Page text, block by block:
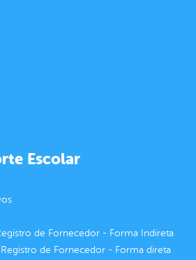
Escolar
de Fornecedor - Forma Indireta
de Fornecedor - Forma direta